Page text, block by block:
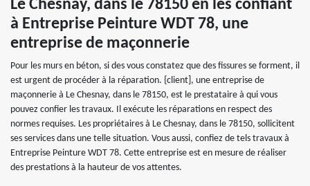
Le Chesnay, dans le 78150 en les confiant
à Entreprise Peinture WDT 78, une
entreprise de maçonnerie
Pour les murs en béton, si des vous constatez que des fissures se forment, il
est urgent de procéder à la réparation. {client], une entreprise de
maçonnerie à Le Chesnay, dans le 78150, est le prestataire à qui vous
pouvez confier les travaux. Il exécute les réparations en respect des
normes requises. Les propriétaires à Le Chesnay, dans le 78150, sollicitent
ses services dans une telle situation. Vous aussi, confiez de tels travaux à
Entreprise Peinture WDT 78. Cette entreprise est en mesure de réaliser
des prestations à la hauteur de vos attentes.